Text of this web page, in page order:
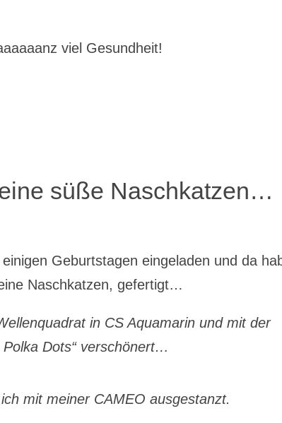
viel Gesundheit!
süße Naschkatzen…
Geburtstagen eingeladen und da
Naschkatzen, gefertigt…
in CS Aquamarin und mit der
Dots“ verschönert…
mit meiner CAMEO ausgestanzt.